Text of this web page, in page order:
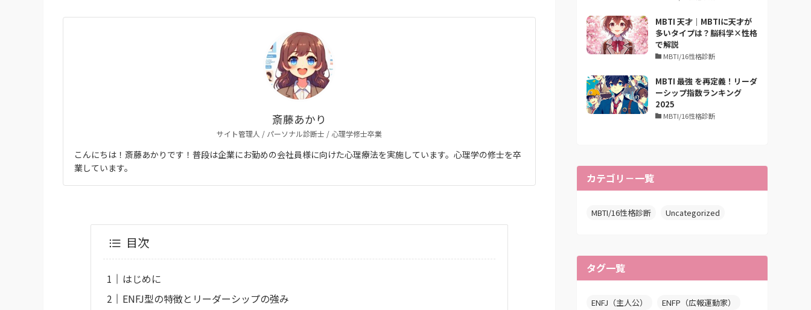
斎藤あかり
サイト管理人 / パーソナル診断士 / 心理学修士卒業
こんにちは！斎藤あかりです！普段は企業にお勤めの会社員様に向けた心理療法を実施しています。心理学の修士を卒
業しています。
目次
はじめに
ENFJ型の特徴とリーダーシップの強み
MBTI 天才｜MBTIに天才が
多いタイプは？脳科学×性格
で解説
MBTI/16性格診断
MBTI 最強 を再定義！リーダ
ーシップ指数ランキング
2025
MBTI/16性格診断
カテゴリ－一覧
MBTI/16性格診断 Uncategorized
タグ一覧
ENFJ（主人公）
ENFP（広報運動家）